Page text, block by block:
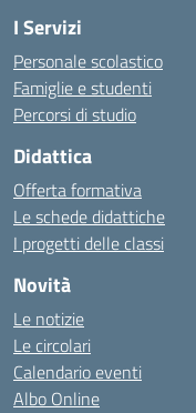
I Servizi
Personale scolastico
Famiglie e studenti
Percorsi di studio
Didattica
Offerta formativa
Le schede didattiche
I progetti delle classi
Novità
Le notizie
Le circolari
Calendario eventi
Albo Online